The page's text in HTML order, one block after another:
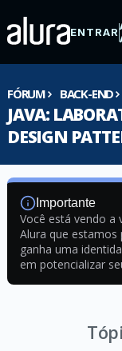
ENTRAR
FÓRUM BACK-END
JAVA:
DESIGN
Importante
Você está vendo a
Alura que estamos
ganha uma
em potencializar